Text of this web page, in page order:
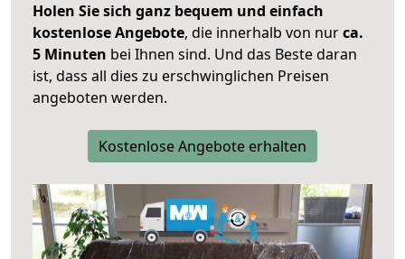
Holen Sie sich ganz bequem und einfach
kostenlose Angebote, die innerhalb von nurca.
5 Minuten bei Ihnen sind. Und das Beste daran
ist, dass all dies zu erschwinglichen Preisen
angeboten werden.
Kostenlose Angebote erhalten